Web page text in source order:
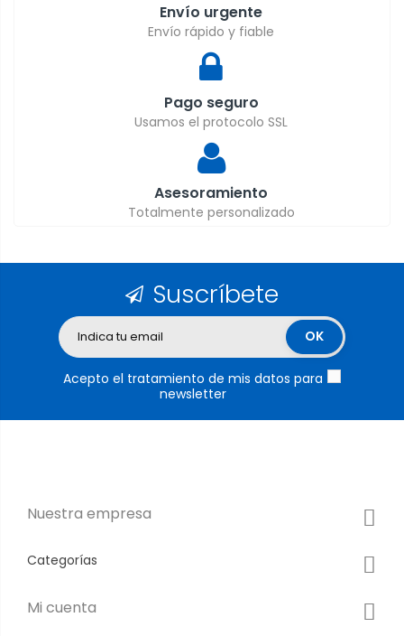
Envío urgente
Envío rápido y fiable
Pago seguro
Usamos el protocolo SSL
Asesoramiento
Totalmente personalizado
Suscríbete
Acepto el tratamiento de mis datos para
newsletter
Nuestra empresa
Categorías
Mi cuenta